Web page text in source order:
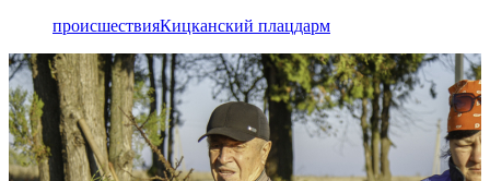
происшествияКицканский плацдарм